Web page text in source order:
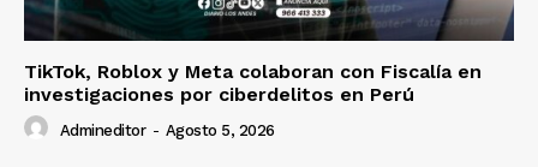
TikTok, Roblox y Meta colaboran con Fiscalía en
investigaciones por ciberdelitos en Perú
Admineditor - Agosto 5, 2026